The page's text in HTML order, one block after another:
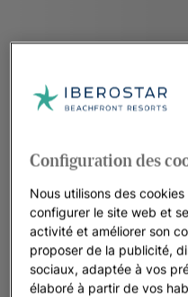
Configuration des
Nous utilisons des
configurer le site web et
activité et améliorer son
proposer de la publicité,
sociaux, adaptée à vos
élaboré à partir de vos